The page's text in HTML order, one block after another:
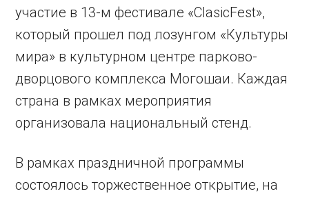
участие в 13-м фестивале «ClasicFest»,
который прошел под лозунгом «Культуры
мира» в культурном центре парково-
дворцового комплекса Могошаи. Каждая
страна в рамках мероприятия
организовала национальный стенд.
В рамках праздничной программы
состоялось торжественное открытие, на